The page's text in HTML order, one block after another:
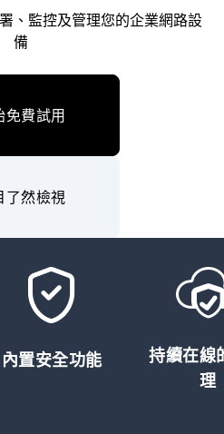
、監控及管理您的企業網路設
備
免費試用
了然檢視
內置安全功能
持續在線
理